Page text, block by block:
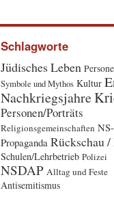
Schlagworte
Jüdisches Leben
Symbole und Mythos Kultur
Nachkriegsjahre
Personen/Porträts
Religionsgemeinschaften NS-
Propaganda Rückschau /
Schulen/Lehrbetrieb Polizei
NSDAP Alltag und Feste
Antisemitismus